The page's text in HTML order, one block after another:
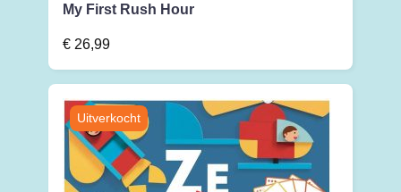
My First Rush Hour
€ 26,99